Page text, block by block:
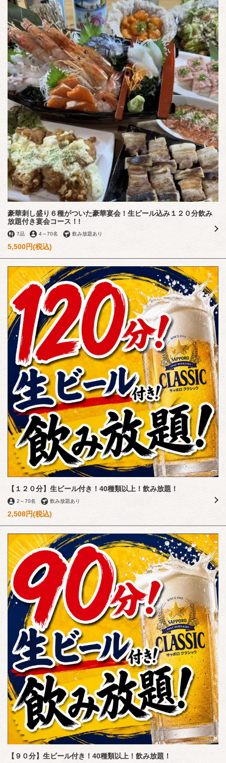
豪華刺し盛り６種がついた豪華宴会！生ビール込み１２０分飲み
放題付き宴会コース！!
7品 4～70名 飲み放題あり
5,500円(税込)
【１２０分】生ビール付き！40種類以上！飲み放題！
2 ～70名 飲み放題あり
2,508円(税込)
【９０分】生ビール付き！40種類以上！飲み放題！
この店舗情報をシェアする
コース | 釧路港町酒場 まるしま
北海道釧路市末広町３丁目2-1 パステルパーク 1F
https://kushirominatomachimarushima.owst.jp/courses
お店情報をコピー
閉じる